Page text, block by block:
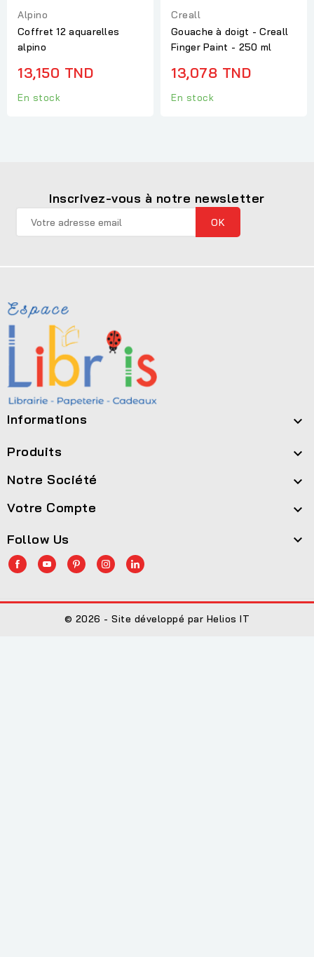
Alpino
Coffret 12 aquarelles
alpino
13,150 TND
En stock
Creall
Gouache à doigt - Creall
Finger Paint - 250 ml
13,078 TND
En stock
Inscrivez-vous à notre newsletter
Informations 
Produits 
Notre Société 
Votre Compte 
Follow Us 
© 2026 - Site développé par Helios IT